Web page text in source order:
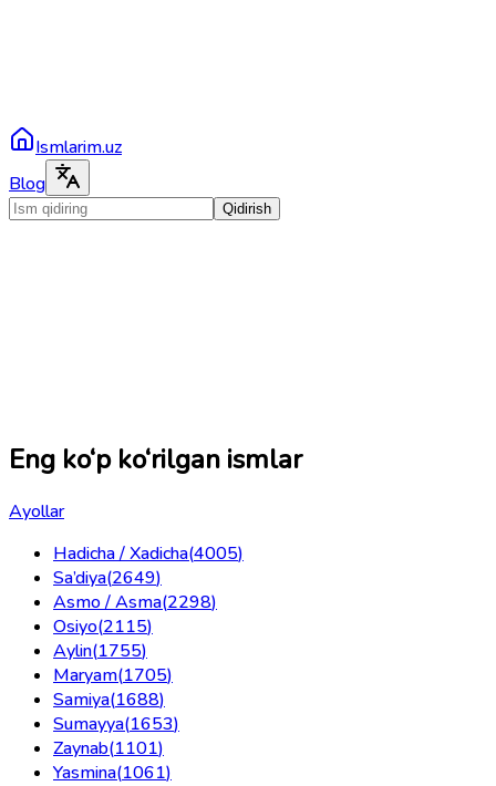
Ismlarim.uz
Blog
Qidirish
Eng ko‘p ko‘rilgan ismlar
Ayollar
Hadicha / Xadicha(4005)
Sa’diya(2649)
Asmo / Asma(2298)
Osiyo(2115)
Aylin(1755)
Maryam(1705)
Samiya(1688)
Sumayya(1653)
Zaynab(1101)
Yasmina(1061)